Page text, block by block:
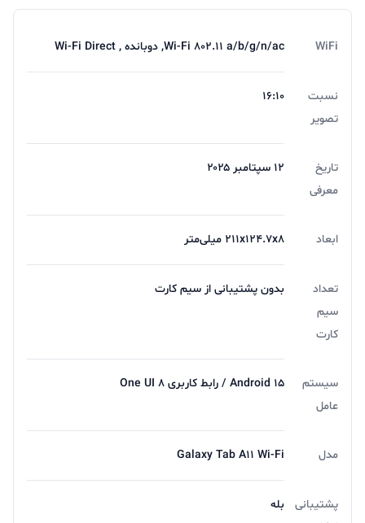
WiFi Wi-Fi ۸۰۲.۱۱ a/b/g/n/ac, دوبانده , Wi-Fi Direct
نسبت
تصویر
16:10
تاریخ
معرفی
۱۲ سپتامبر ۲۰۲۵
ابعاد ۲۱۱x۱۲۴.۷x۸ میلی‌متر
تعداد
سیم
کارت
بدون پشتیبانی از سیم کارت
سیستم
عامل
Android ۱۵ / رابط کاربری One UI ۸
مدل Galaxy Tab A۱۱ Wi-Fi
پشتیبانی
بله